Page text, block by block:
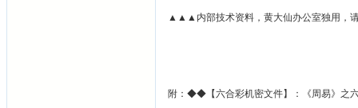
▲▲▲内部技术资料，黄大仙办公室独用，
附：◆◆【六合彩机密文件】：《周易》之